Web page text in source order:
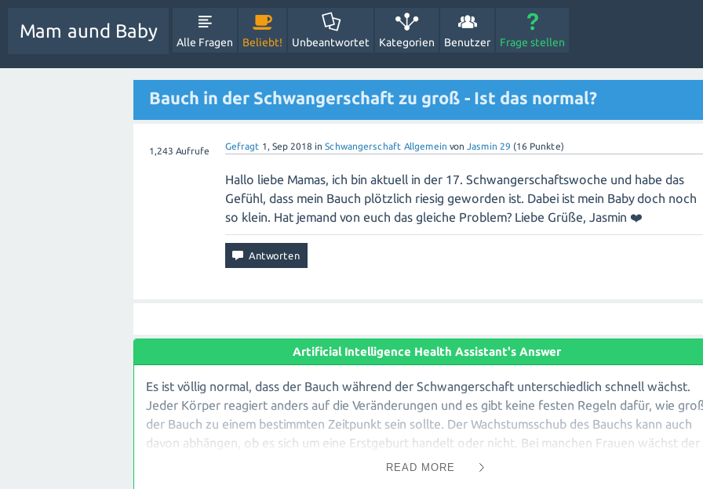
Mam aund Baby
Alle Fragen Beliebt! Unbeantwortet Kategorien Benutzer Frage stellen
Bauch in der Schwangerschaft zu groß - Ist das normal?
1,243 Aufrufe Gefragt 1, Sep 2018 in Schwangerschaft Allgemein von Jasmin 29 (16 Punkte)
Hallo liebe Mamas, ich bin aktuell in der 17. Schwangerschaftswoche und habe das
Gefühl, dass mein Bauch plötzlich riesig geworden ist. Dabei ist mein Baby doch noch
so klein. Hat jemand von euch das gleiche Problem? Liebe Grüße, Jasmin ❤️
Artificial Intelligence Health Assistant's Answer
Es ist völlig normal, dass der Bauch während der Schwangerschaft unterschiedlich schnell wächst.
Jeder Körper reagiert anders auf die Veränderungen und es gibt keine festen Regeln dafür, wie
der Bauch zu einem bestimmten Zeitpunkt sein sollte. Der Wachstumsschub des Bauchs kann auch
davon abhängen, ob es sich um eine Erstgeburt handelt oder nicht. Bei manchen Frauen wächst der
Bauch bereits früh in der Schwangerschaft deutlich sichtbar an, während er bei anderen erst später
READ MORE